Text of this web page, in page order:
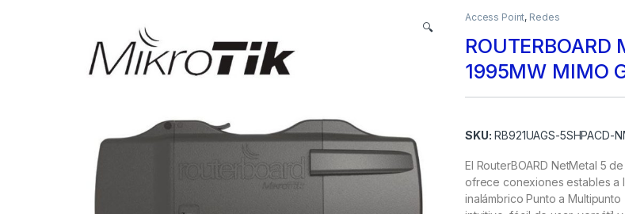
🔍
Access Point, Redes
ROUTERBOARD
1995MW MIMO
SKU: RB921UAGS-5SHPACD-
El RouterBOARD NetMetal 5
ofrece conexiones estables a
inalámbrico Punto a